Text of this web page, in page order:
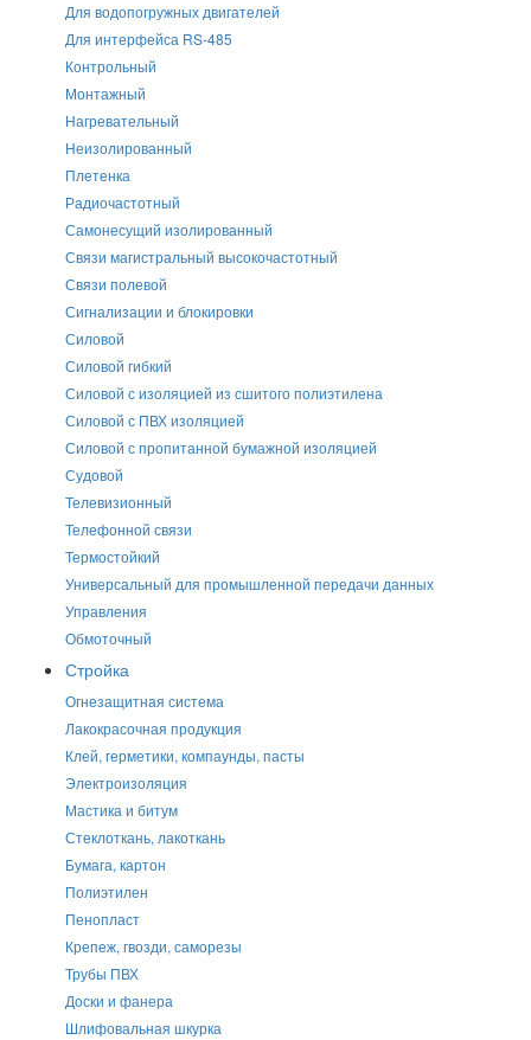
Для водопогружных двигателей
Для интерфейса RS-485
Контрольный
Монтажный
Нагревательный
Неизолированный
Плетенка
Радиочастотный
Самонесущий изолированный
Связи магистральный высокочастотный
Связи полевой
Сигнализации и блокировки
Силовой
Силовой гибкий
Силовой с изоляцией из сшитого полиэтилена
Силовой с ПВХ изоляцией
Силовой с пропитанной бумажной изоляцией
Судовой
Телевизионный
Телефонной связи
Термостойкий
Универсальный для промышленной передачи данных
Управления
Обмоточный
Стройка
Огнезащитная система
Лакокрасочная продукция
Клей, герметики, компаунды, пасты
Электроизоляция
Мастика и битум
Стеклоткань, лакоткань
Бумага, картон
Полиэтилен
Пенопласт
Крепеж, гвозди, саморезы
Трубы ПВХ
Доски и фанера
Шлифовальная шкурка